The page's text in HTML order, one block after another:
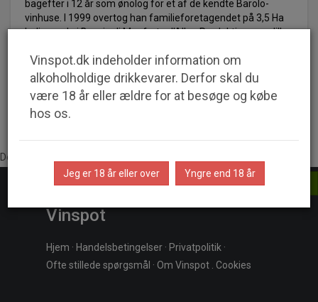
bagefter i 12 år som ønolog for et af de kendte Barolo-
vinhuse. I 1999 overtog han familieforetagendet på 3,5 Ha
beliggende i Bussia di Monforte d'Alba. Produktionen er lille,
top.
Der er ingen produkter at vise.
Vinspot
Hjem · Handelsbetingelser · Privatpolitik ·
Ofte stillede spørgsmål · Om Vinspot Cookies
Vinspot.dk indeholder information om
alkoholholdige drikkevarer. Derfor skal du
være 18 år eller ældre for at besøge og købe
hos os.
Jeg er 18 år eller over Yngre end 18 år